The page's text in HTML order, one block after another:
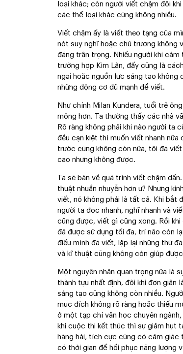
loại khác; còn người viết chậm đôi
các thể loại khác cũng không nhiều.
Viết chậm ấy là viết theo tạng của
nót suy nghĩ hoặc chủ trương không
đáng trân trọng. Nhiều người khi
trường hợp Kim Lân, đấy cũng là
ngại hoặc nguồn lực sáng tạo không
những động cơ đủ mạnh để viết.
Như chính Milan Kundera, tuổi trẻ
mỏng hơn. Ta thường thấy các nhà
Rõ ràng không phải khi nào người
đều cạn kiệt thì muốn viết nhanh
trước cũng không còn nữa, tôi đã
cao nhưng không được.
Ta sẽ bàn về quá trình viết chậm
thuật nhuần nhuyễn hơn ư? Nhưng
viết, nó không phải là tất cả. Khi bắt
người ta đọc nhanh, nghĩ nhanh và
cũng được, viết gì cũng xong. Rồi
đã được sử dụng tối đa, trí não còn
điều mình đã viết, lặp lại những thứ
và kĩ thuật cũng không còn giúp
Một nguyên nhân quan trọng nữa là
thành tựu nhất định, đôi khi đơn giản
sáng tạo cũng không còn nhiều.
mục đích không rõ ràng hoặc thiếu
ở một tạp chí văn học chuyên
khi cuộc thi kết thúc thì sự giảm hụt
hăng hái, tích cực cũng có cảm giác
có thời gian để hồi phục năng lượng